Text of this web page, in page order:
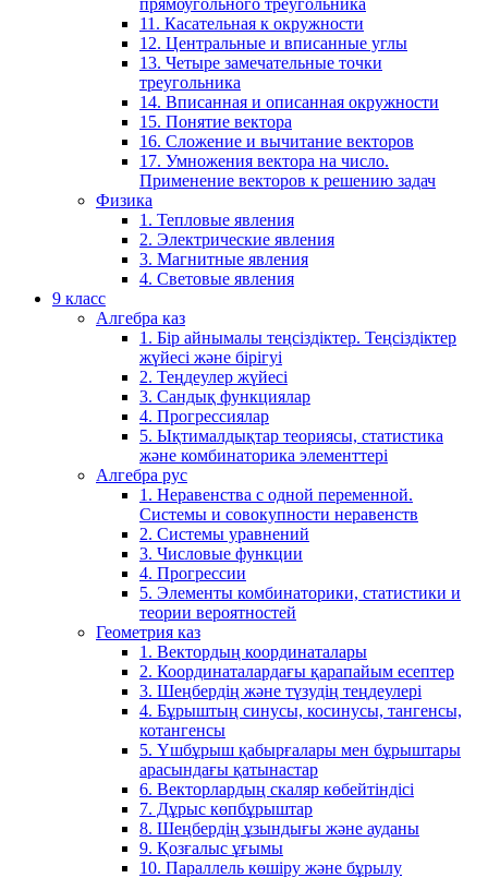
11. Касательная к окружности
12. Центральные и вписанные углы
13. Четыре замечательные точки
треугольника
14. Вписанная и описанная окружности
15. Понятие вектора
16. Сложение и вычитание векторов
17. Умножения вектора на число.
Применение векторов к решению задач
Физика
1. Тепловые явления
2. Электрические явления
3. Магнитные явления
4. Световые явления
9 класс
Алгебра каз
1. Бір айнымалы теңсіздіктер. Теңсіздіктер
жүйесі және бірігуі
2. Теңдеулер жүйесі
3. Сандық функциялар
4. Прогрессиялар
5. Ықтималдықтар теориясы, статистика
және комбинаторика элементтері
Алгебра рус
1. Неравенства с одной переменной.
Системы и совокупности неравенств
2. Системы уравнений
3. Числовые функции
4. Прогрессии
5. Элементы комбинаторики, статистики и
теории вероятностей
Геометрия каз
1. Вектордың координаталары
2. Координаталардағы қарапайым есептер
3. Шеңбердің және түзудің теңдеулері
4. Бұрыштың синусы, косинусы, тангенсы,
котангенсы
5. Үшбұрыш қабырғалары мен бұрыштары
арасындағы қатынастар
6. Векторлардың скаляр көбейтіндісі
7. Дұрыс көпбұрыштар
8. Шеңбердің ұзындығы және ауданы
9. Қозғалыс ұғымы
10. Параллель көшіру және бұрылу